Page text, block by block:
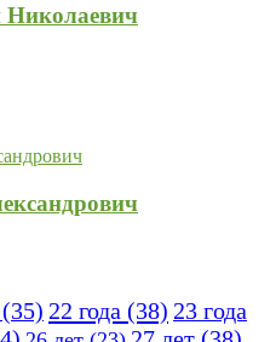
(35) 22 года (38) 23 года